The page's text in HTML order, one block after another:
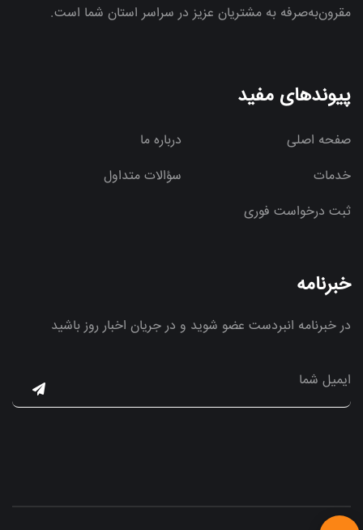
مقرون‌به‌صرفه به مشتریان عزیز در سراسر استان شما است.
پیوندهای مفید
صفحه اصلی
درباره ما
خدمات
سؤالات متداول
ثبت درخواست فوری
خبرنامه
در خبرنامه انبردست عضو شوید و در جریان اخبار روز باشید